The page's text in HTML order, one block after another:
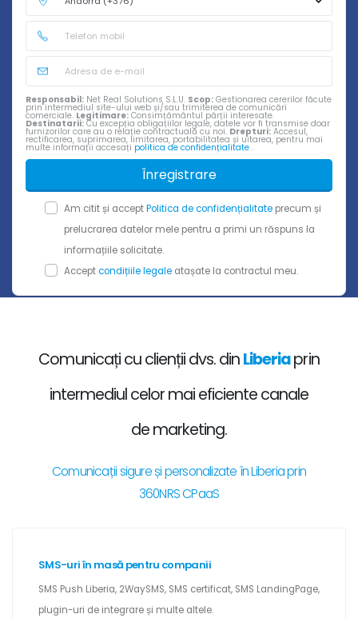
Responsabil: Net Real Solutions S.L.U. Scop: Gestionarea cererilor făcute
prin intermediul site-ului web și/sau trimiterea de comunicări
comerciale. Legitimare: Consimțământul părții interesate.
Destinatarii: Cu excepția obligațiilor legale, datele vor fi transmise doar
furnizorilor care au o relație contractuală cu noi. Drepturi: Accesul,
rectificarea, suprimarea, limitarea, portabilitatea și uitarea, pentru mai
multe informații accesați politica de confidențialitate .
Înregistrare
Am citit și acceptPolitica de confidențialitate precum și
prelucrarea datelor mele pentru a primi un răspuns la
informațiile solicitate.
Acceptcondițiile legale atașate la contractul meu.
Comunicați cu clienții dvs. dinLiberiaprin
intermediul celor mai eficiente canale
de marketing.
Comunicații sigure și personalizate în Liberia prin
360NRS CPaaS
SMS-uri în masă pentru companii
SMS Push Liberia, 2WaySMS, SMS certificat, SMS LandingPage,
plugin-uri de integrare și multe altele.